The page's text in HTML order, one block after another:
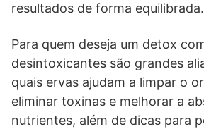
resultados de forma equilibrada.
Para quem deseja um detox
desintoxicantes são grandes
quais ervas ajudam a limpar o
eliminar toxinas e melhorar a
nutrientes, além de dicas para